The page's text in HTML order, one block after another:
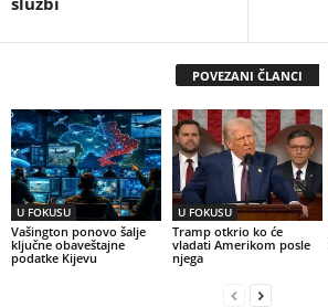
POVEZANI ČLANCI
U FOKUSU
Vašington ponovo šalje
ključne obaveštajne
podatke Kijevu
U FOKUSU
Tramp otkrio ko će
vladati Amerikom posle
njega